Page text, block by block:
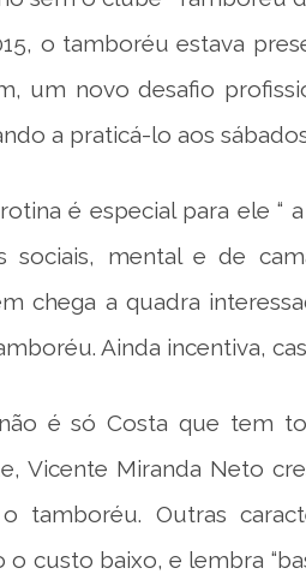
o tamboréu estava
um novo desafio
a praticá-lo aos
rotina é especial para ele
sociais, mental e de
chega a quadra
Ainda incentiva,
é só Costa que tem
Vicente Miranda Neto
tamboréu. Outras
o custo baixo, e lembra